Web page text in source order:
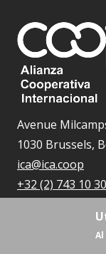
Avenue
1030 Brussels,
ica@ica.coop
+32 (2) 743 10 30